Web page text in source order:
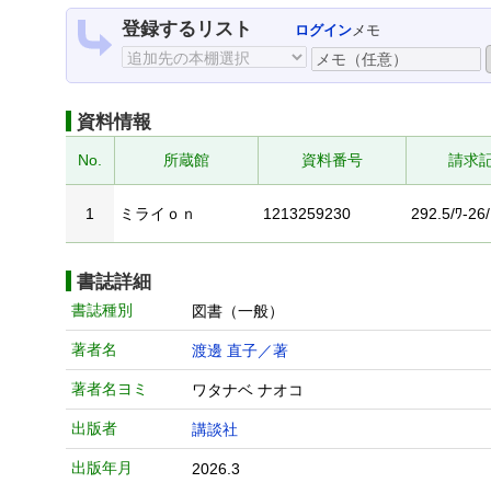
登録するリスト ログインメモ
資料情報
No. 所蔵館 資料番号 請求
1 ミライｏｎ 1213259230 292.5/ﾜ-26/
書誌詳細
書誌種別 図書（一般）
著者名 渡邊 直子／著
著者名ヨミ ワタナベ ナオコ
出版者 講談社
出版年月 2026.3